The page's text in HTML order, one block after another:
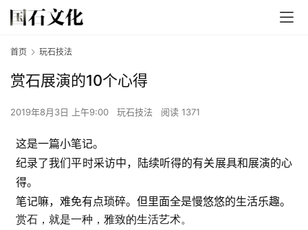
首页 玩石技法
赏石展演的10个心得
2019年8月3日 上午9:00 玩石技法 阅读 1371
这是一篇小笔记。
纪录了我们平时采访中，陆续听得的有关展具和展演的心
得。
笔记嘛，难免有点琐碎。 但里面全是慢悠悠的生活乐趣。
赏石，就是一种，雅致的生活艺术。